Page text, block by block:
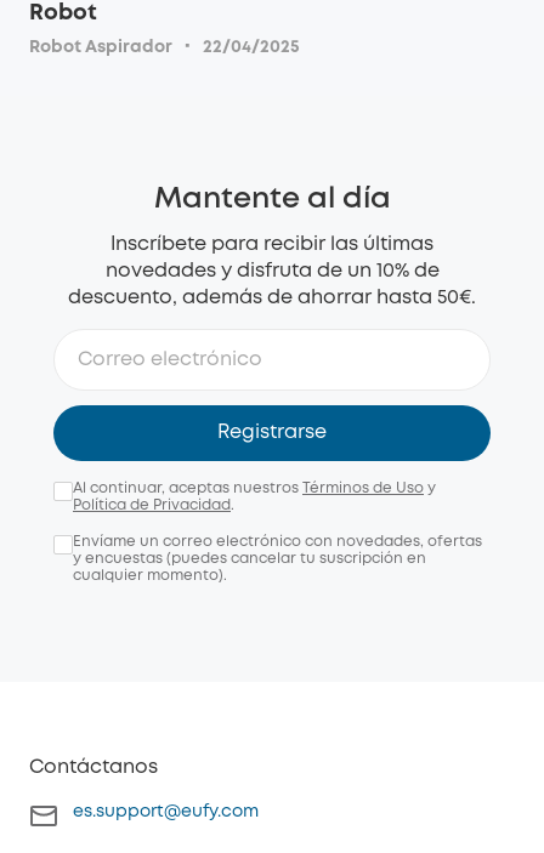
Robot
Robot Aspirador · 22/04/2025
Mantente al día
Inscríbete para recibir las últimas
novedades y disfruta de un 10% de
descuento, además de ahorrar hasta 50€.
Registrarse
Al continuar, aceptas nuestros Términos de Uso y
Política de Privacidad.
Envíame un correo electrónico con novedades, ofertas
y encuestas (puedes cancelar tu suscripción en
cualquier momento).
Contáctanos
es.support@eufy.com